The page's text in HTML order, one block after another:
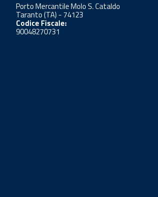
Porto Mercantile Molo S. Cataldo
Taranto (TA) - 74123
Codice Fiscale:
90048270731